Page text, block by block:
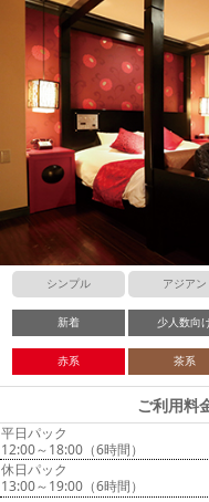
シンプル アジアン
新着 少人数向
赤系 茶系
ご利用料
平日パック
12:00～18:00（6時間）
休日パック
13:00～19:00（6時間）